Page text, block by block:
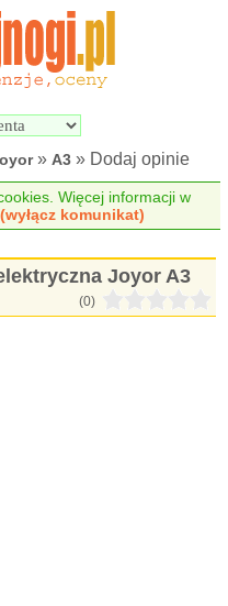
» A3» Dodaj opinie
Więcej informacji w
komunikat)
Joyor A3
(0)